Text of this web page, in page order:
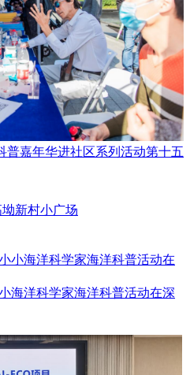
普嘉年华进社区系列活动第十五
新村小广场
海洋科学家海洋科普活动在深